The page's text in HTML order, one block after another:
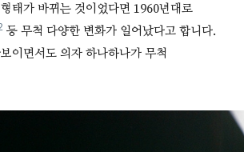
태가 바뀌는 것이었다면 1960년대로
등 무척 다양한 변화가 일어났다고 합니다.
이면서도 의자 하나하나가 무척